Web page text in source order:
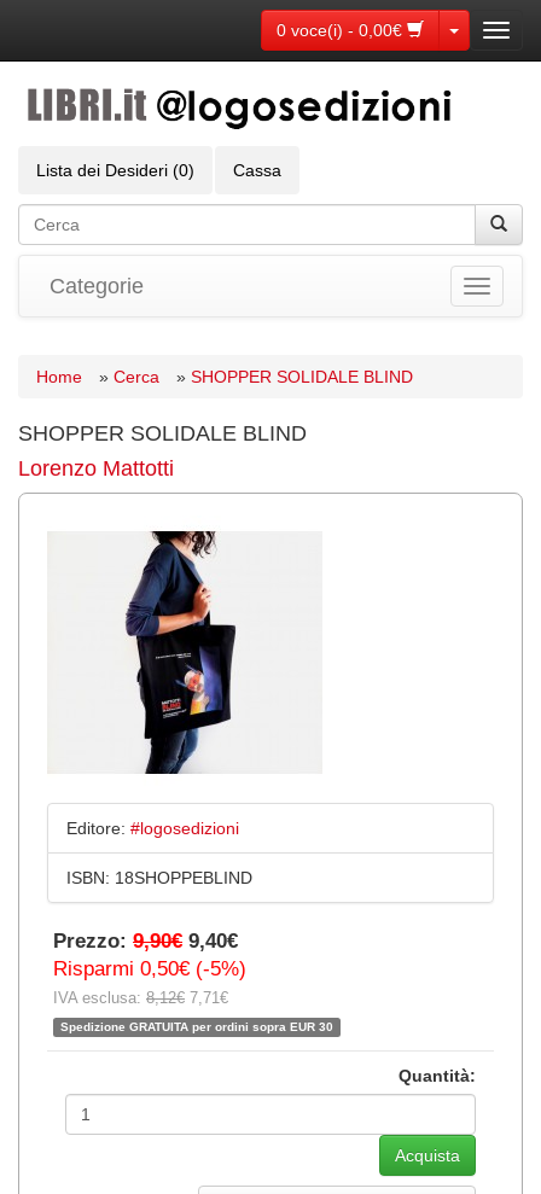
0 voce(i) - 0,00€ Toggle
Lista dei Desideri (0) Cassa
Toggle
Categorie
Home » Cerca » SHOPPER SOLIDALE BLIND
SHOPPER SOLIDALE BLIND
Lorenzo Mattotti
Editore: #logosedizioni
ISBN: 18SHOPPEBLIND
Prezzo: 9,90€ 9,40€
Risparmi 0,50€ (-5%)
IVA esclusa: 8,12€ 7,71€
Spedizione GRATUITA per ordini sopra EUR 30
Quantità: